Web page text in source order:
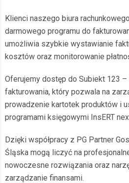
Klienci naszego biura
darmowego programu do
umożliwia szybkie wystawianie
kosztów oraz monitorowanie
Oferujemy dostęp do Subiekt 123
fakturowania, który pozwala na
prowadzenie kartotek produktów i
programami księgowymi InsERT
Dzięki współpracy z PG Partner
Śląska mogą liczyć na
nowoczesne rozwiązania oraz
zarządzanie finansami.